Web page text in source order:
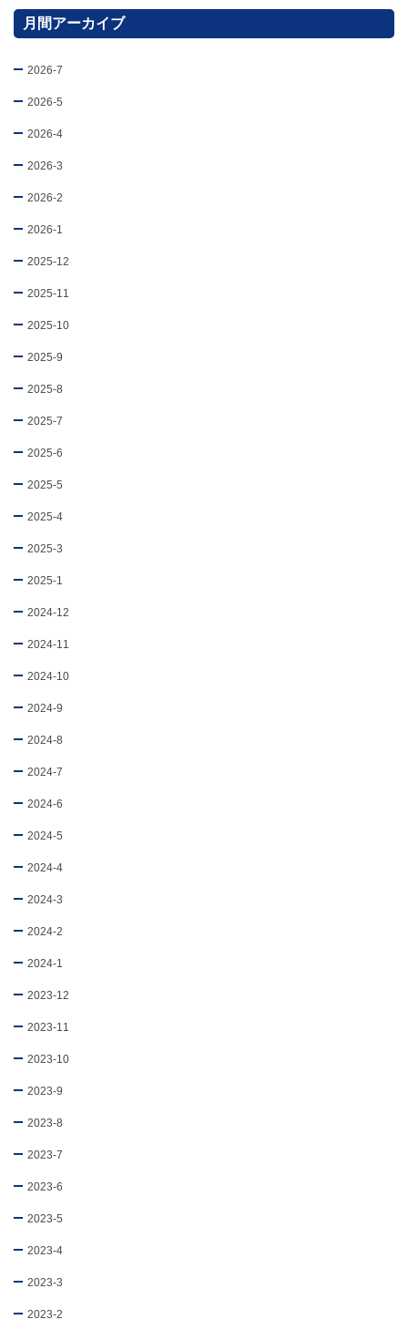
月間アーカイブ
2026-7
2026-5
2026-4
2026-3
2026-2
2026-1
2025-12
2025-11
2025-10
2025-9
2025-8
2025-7
2025-6
2025-5
2025-4
2025-3
2025-1
2024-12
2024-11
2024-10
2024-9
2024-8
2024-7
2024-6
2024-5
2024-4
2024-3
2024-2
2024-1
2023-12
2023-11
2023-10
2023-9
2023-8
2023-7
2023-6
2023-5
2023-4
2023-3
2023-2